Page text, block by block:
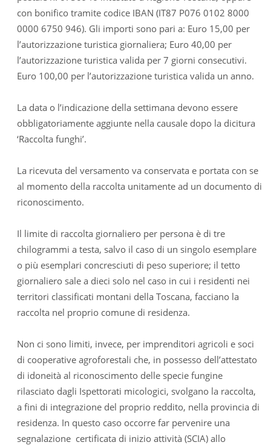
con bonifico tramite codice IBAN (IT87 P076 0102 8000
0000 6750 946). Gli importi sono pari a: Euro 15,00 per
l’autorizzazione turistica giornaliera; Euro 40,00 per
l’autorizzazione turistica valida per 7 giorni consecutivi.
Euro 100,00 per l’autorizzazione turistica valida un anno.
La data o l’indicazione della settimana devono essere
obbligatoriamente aggiunte nella causale dopo la dicitura
‘Raccolta funghi’.
La ricevuta del versamento va conservata e portata con se
al momento della raccolta unitamente ad un documento di
riconoscimento.
Il limite di raccolta giornaliero per persona è di tre
chilogrammi a testa, salvo il caso di un singolo esemplare
o più esemplari concresciuti di peso superiore; il tetto
giornaliero sale a dieci solo nel caso in cui i residenti nei
territori classificati montani della Toscana, facciano la
raccolta nel proprio comune di residenza.
Non ci sono limiti, invece, per imprenditori agricoli e soci
di cooperative agroforestali che, in possesso dell’attestato
di idoneità al riconoscimento delle specie fungine
rilasciato dagli Ispettorati micologici, svolgano la raccolta,
a fini di integrazione del proprio reddito, nella provincia di
residenza. In questo caso occorre far pervenire una
segnalazione certificata di inizio attività (SCIA) allo